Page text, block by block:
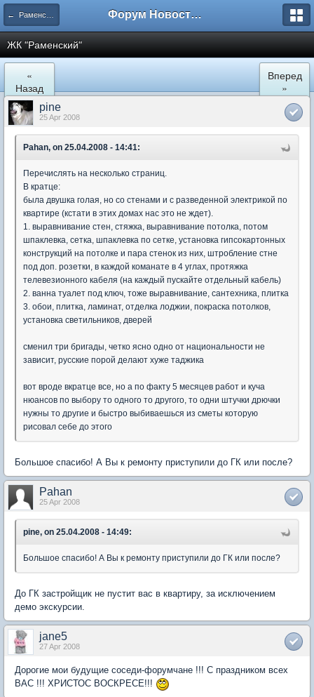
← Раменское Форум Новостройки
ЖК "Рaменский"
«
Назад
Вперед
»
pine
25 Apr 2008
Pahan, on 25.04.2008 - 14:41:
Перечислять на несколько страниц.
В кратце:
была двушка голая, но со стенами и с разведенной электрикой по
квартире (кстати в этих домах нас это не ждет).
1. выравнивание стен, стяжка, выравнивание потолка, потом
шпаклевка, сетка, шпаклевка по сетке, установка гипсокартонных
конструкций на потолке и пара стенок из них, штробление стне
под доп. розетки, в каждой команате в 4 углах, протяжка
телевезионного кабеля (на каждый пускайте отдельный кабель)
2. ванна туалет под ключ, тоже выравнивание, сантехника, плитка
3. обои, плитка, ламинат, отделка лоджии, покраска потолков,
установка светильников, дверей
сменил три бригады, четко ясно одно от национальности не
зависит, русские порой делают хуже таджика
вот вроде вкратце все, но а по факту 5 месяцев работ и куча
нюансов по выбору то одного то другого, то одни штучки дрючки
нужны то другие и быстро выбиваешься из сметы которую
рисовал себе до этого
Большое спасибо! А Вы к ремонту приступили до ГК или после?
Pahan
25 Apr 2008
pine, on 25.04.2008 - 14:49:
Большое спасибо! А Вы к ремонту приступили до ГК или после?
До ГК застройщик не пустит вас в квартиру, за исключением
демо экскурсии.
jane5
27 Apr 2008
Дорогие мои будущие соседи-форумчане !!! С праздником всех
ВАС !!! ХРИСТОС ВОСКРЕСЕ!!!